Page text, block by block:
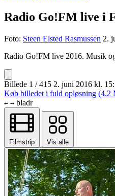
Radio Go!FM live i
Foto: Steen Elsted Rasmussen 2.
Radio Go!FM live 2016. Musik
Billede 1 / 415 2. juni 2016 kl.
Køb billedet i fuld opløsning (4.2
← → bladr
Filmstrip Vis alle